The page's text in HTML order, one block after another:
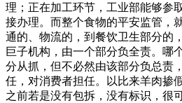
理；正在加工环节，工业部能够参
接办理。而整个食物的平安监管，
通的、物流的，到餐饮卫生部分的
巨子机构，由一个部分负全责。哪
分从抓，但不必然由该部分负总责
任，对消费者担任。以比来羊肉掺
之前若是没有包拆，没有标识，很